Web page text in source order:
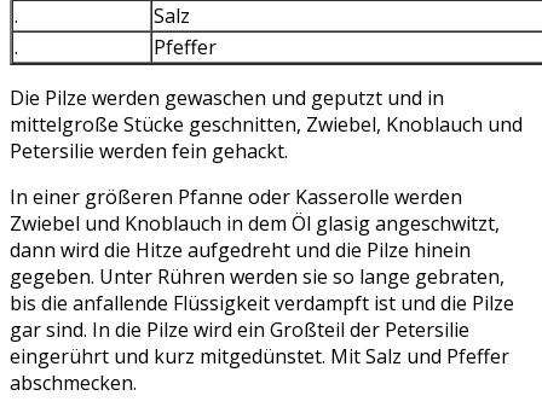
.
Salz
.
Pfeffer
Die Pilze werden gewaschen und geputzt und in
mittelgroße Stücke geschnitten, Zwiebel, Knoblauch und
Petersilie werden fein gehackt.
In einer größeren Pfanne oder Kasserolle werden
Zwiebel und Knoblauch in dem Öl glasig angeschwitzt,
dann wird die Hitze aufgedreht und die Pilze hinein
gegeben. Unter Rühren werden sie so lange gebraten,
bis die anfallende Flüssigkeit verdampft ist und die Pilze
gar sind. In die Pilze wird ein Großteil der Petersilie
eingerührt und kurz mitgedünstet. Mit Salz und Pfeffer
abschmecken.